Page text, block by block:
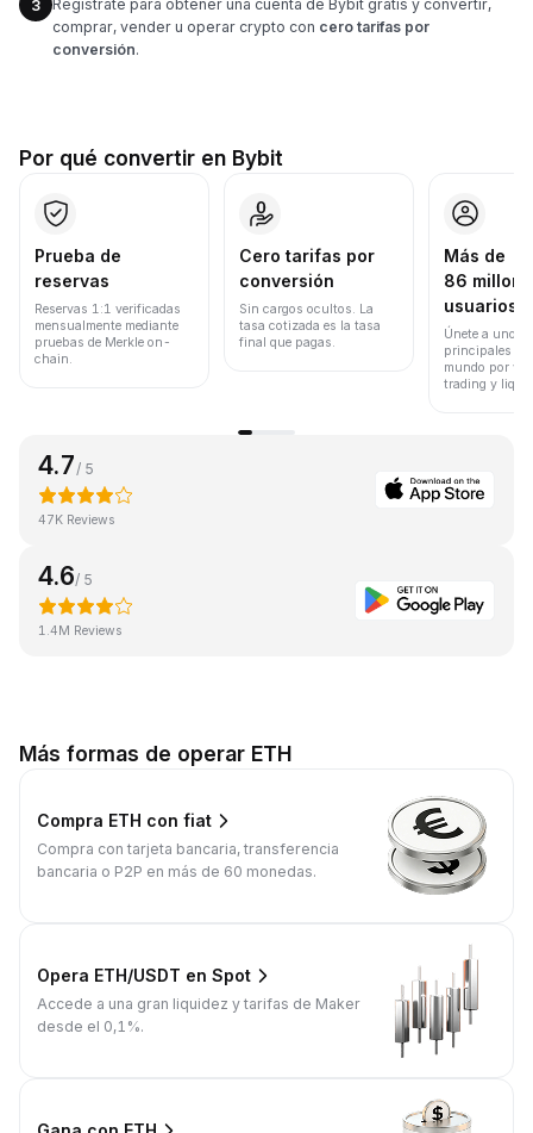
3
Regístrate para obtener una cuenta de Bybit gratis y convertir,
comprar, vender u operar crypto con cero tarifas por
conversión.
Por qué convertir en Bybit
Prueba de
reservas
Reservas 1:1 verificadas
mensualmente mediante
pruebas de Merkle on-
chain.
Cero tarifas por
conversión
Sin cargos ocultos. La
tasa cotizada es la tasa
final que pagas.
Más de
86
usuarios
Únete a uno
principales
mundo por
trading y
4.7 / 5
47K Reviews
4.6/ 5
1.4M Reviews
Más formas de operar ETH
Compra ETH con fiat
Compra con tarjeta bancaria, transferencia
bancaria o P2P en más de 60 monedas.
Opera ETH/USDT en Spot
Accede a una gran liquidez y tarifas de Maker
desde el 0,1%.